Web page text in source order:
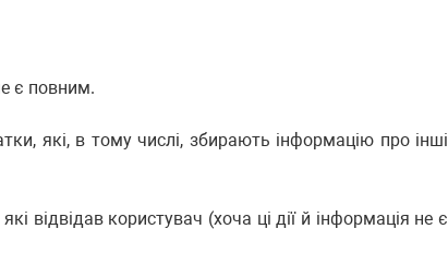
є повним.
які, в тому числі, збирають інформацію про інші
відвідав користувач (хоча ці дії й інформація не є